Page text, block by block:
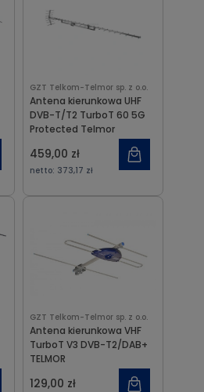
GZT Telkom-Telmor sp. z o.o.
Antena kierunkowa UHF
DVB-T/T2 TurboT 60 5G
Protected Telmor
459,00 zł
netto: 373,17 zł
GZT Telkom-Telmor sp. z o.o.
Antena kierunkowa VHF
TurboT V3 DVB-T2/DAB+
TELMOR
129,00 zł